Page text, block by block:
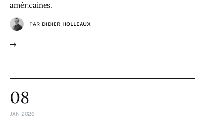
américaines.
PAR DIDIER HOLLEAUX
08
JAN 2026